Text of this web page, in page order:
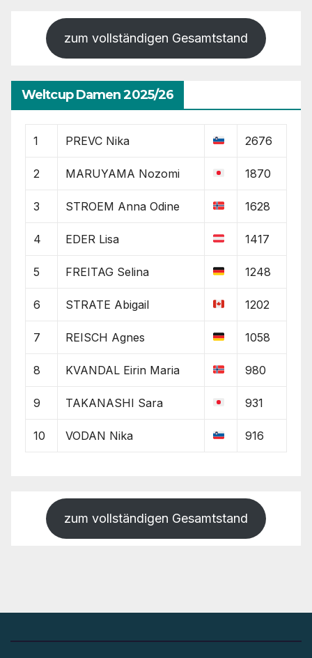
zum vollständigen Gesamtstand
Weltcup Damen 2025/26
1 PREVC Nika 2676
2 MARUYAMA Nozomi 1870
3 STROEM Anna Odine 1628
4 EDER Lisa 1417
5 FREITAG Selina 1248
6 STRATE Abigail 1202
7 REISCH Agnes 1058
8 KVANDAL Eirin Maria 980
9 TAKANASHI Sara 931
10 VODAN Nika 916
zum vollständigen Gesamtstand